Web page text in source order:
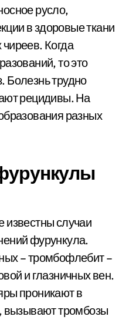
русло,
в здоровые ткани
Когда
то это
Болезнь трудно
рецидивы. На
разных
известны случаи
фурункула.
– тромбофлебит –
и глазничных вен.
проникают в
вызывают тромбозы